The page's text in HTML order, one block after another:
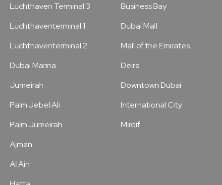
Luchthaven Terminal 3
Luchthaventerminal 1
Luchthaventerminal 2
Business Bay
Dubai Mall
Mall of the Emirates
Dubai Marina
Jumeirah
Palm Jebel Ali
Palm Jumeirah
Deira
Downtown Dubai
International City
Mirdif
Ajman
Al Ain